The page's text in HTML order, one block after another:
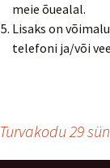
meie õuealal.
Lisaks on
telefoni ja/või
Turvakodu 29